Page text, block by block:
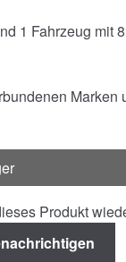
1 Fahrzeug mit
Produkt